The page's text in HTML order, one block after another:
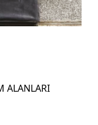
ALANLARI